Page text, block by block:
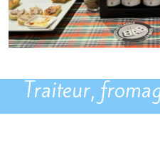
Traiteur,